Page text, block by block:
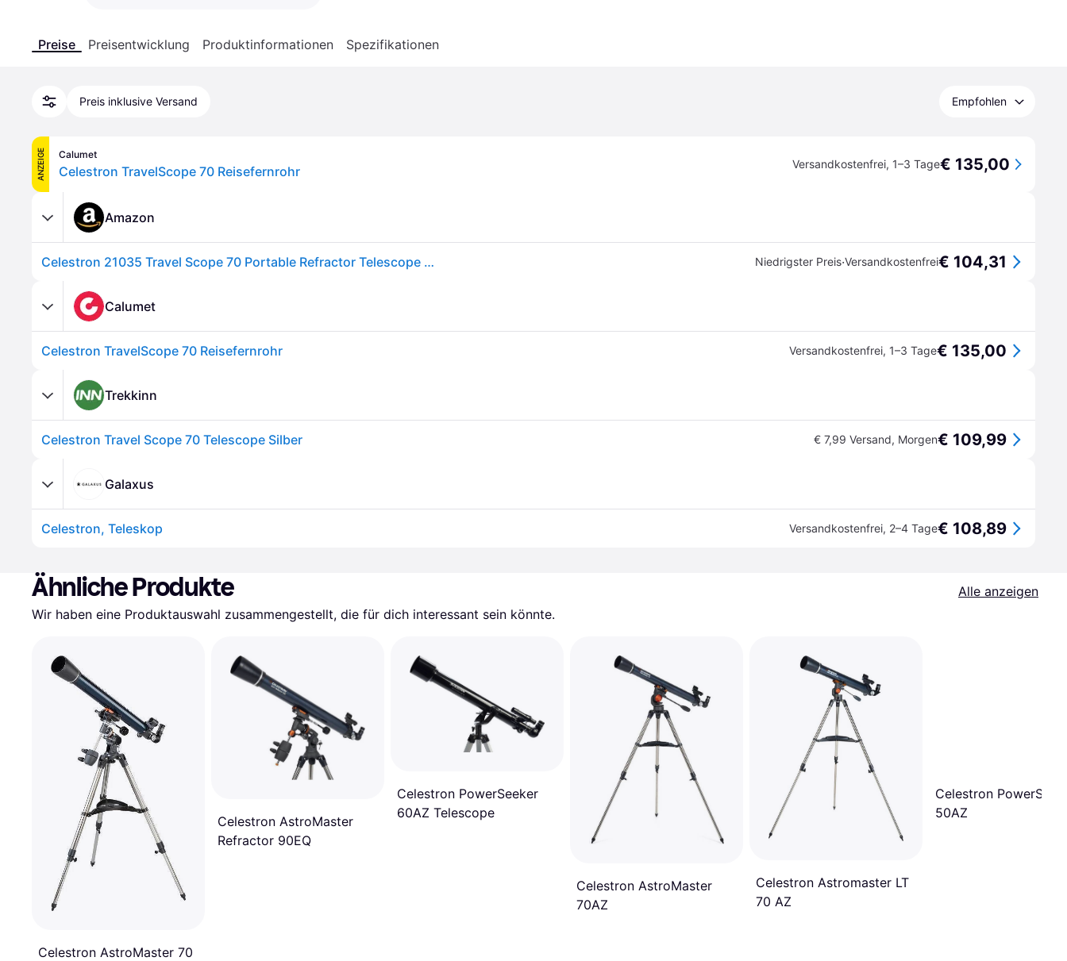
Preise Preisentwicklung Produktinformationen Spezifikationen
Preis inklusive Versand Empfohlen
ANZEIGE Calumet
Celestron TravelScope 70 Reisefernrohr Versandkostenfrei, 1–3 Tage€ 135,00
Amazon
Celestron 21035 Travel Scope 70 Portable Refractor Telescope Kit with Backpack, Black Niedrigster Preis·Versandkostenfrei€ 104,31
Calumet
Celestron TravelScope 70 Reisefernrohr Versandkostenfrei, 1–3 Tage€ 135,00
Trekkinn
Celestron Travel Scope 70 Telescope Silber € 7,99 Versand, Morgen€ 109,99
Galaxus
Celestron, Teleskop Versandkostenfrei, 2–4 Tage€ 108,89
Ähnliche Produkte
Alle anzeigen
Wir haben eine Produktauswahl zusammengestellt, die für dich interessant sein könnte.
Celestron AstroMaster 70
Celestron AstroMaster
Refractor 90EQ
Celestron PowerSeeker
60AZ Telescope
Celestron AstroMaster
70AZ
Celestron Astromaster LT
70 AZ
Celestron
50AZ